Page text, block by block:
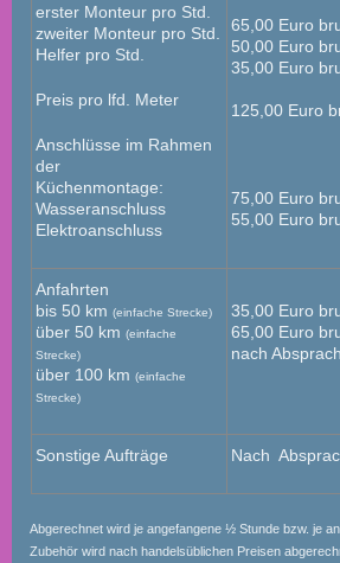
erster Monteur pro Std.
zweiter Monteur pro Std.
Helfer pro Std.
Preis pro lfd. Meter
Anschlüsse im Rahmen
der
Küchenmontage:
Wasseranschluss
Elektroanschluss
65,00 Euro
50,00 Euro
35,00 Euro
125,00 Euro
75,00 Euro
55,00 Euro
Anfahrten
bis 50 km (einfache Strecke)
über 50 km (einfache
Strecke)
über 100 km (einfache
Strecke)
35,00 Euro
65,00 Euro
nach
Sonstige Aufträge Nach
Abgerechnet wird je angefangene ½ Stunde bzw. je
Zubehör wird nach handelsüblichen Preisen